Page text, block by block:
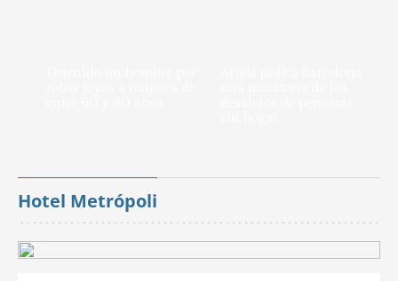
Hotel Metrópoli